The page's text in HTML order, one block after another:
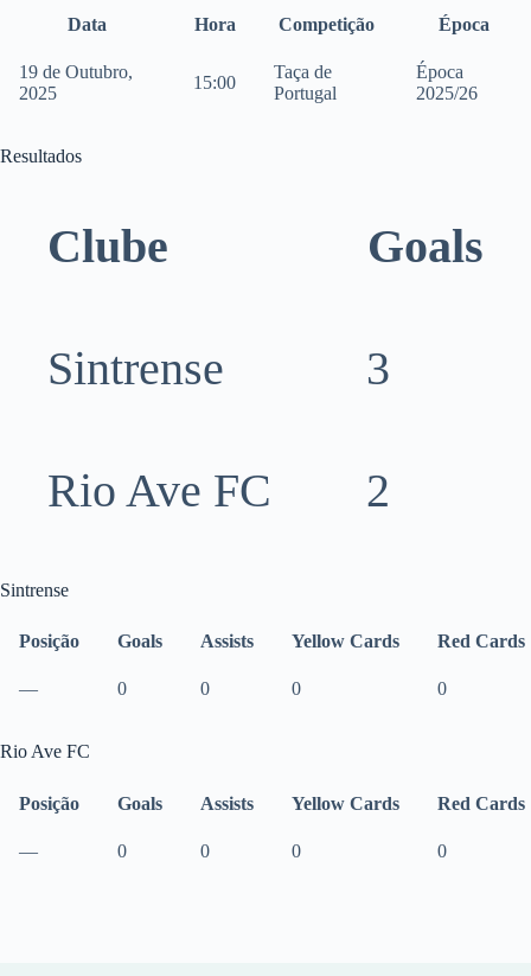
Data Hora Competição Época
19 de Outubro,
2025
15:00
Taça de
Portugal
Época
2025/26
Resultados
Clube Goals
Sintrense 3
Rio Ave FC 2
Sintrense
Posição Goals Assists Yellow Cards Red Cards
— 0 0 0 0
Rio Ave FC
Posição Goals Assists Yellow Cards Red Cards
— 0 0 0 0